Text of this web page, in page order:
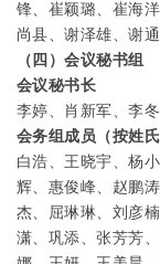
锋、崔颖璐、崔海
尚县、谢泽雄、谢
（四）会议秘书组
会议秘书长
李婷、肖新军、李
会务组成员（按姓氏
白浩、王晓宇、杨
辉、惠俊峰、赵鹏
杰、屈琳琳、刘彦
潇、巩添、张芳芳